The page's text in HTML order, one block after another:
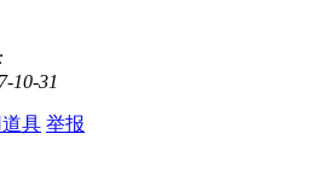
10-31
具 举报